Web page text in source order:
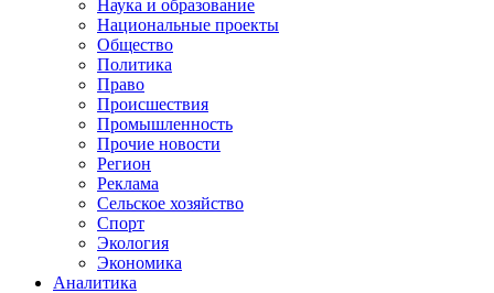
Наука и образование
Национальные проекты
Общество
Политика
Право
Происшествия
Промышленность
Прочие новости
Регион
Реклама
Сельское хозяйство
Спорт
Экология
Экономика
Аналитика